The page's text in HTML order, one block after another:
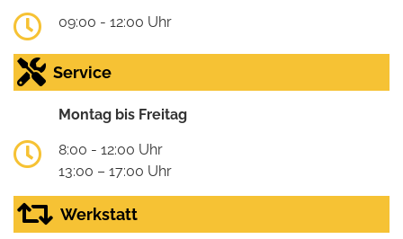
09:00 - 12:00 Uhr
Service
Montag bis Freitag
8:00 - 12:00 Uhr
13:00 – 17:00 Uhr
Werkstatt